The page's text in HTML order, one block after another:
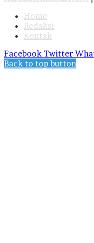
Home
Redaksi
Kontak
Facebook Twitter
Back to top button